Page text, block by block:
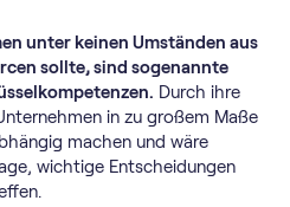
unter keinen Umständen aus
sollte, sind sogenannte
Durch ihre
in zu großem Maße
machen und wäre
wichtige Entscheidungen